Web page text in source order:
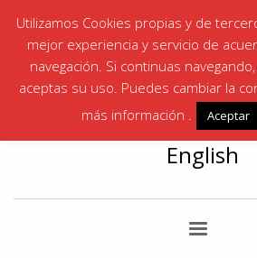
¡LLÁMANOS! | SANTA ANA868 06 35 87|
CARTAGENA868 066146
Utilizamos Cookies propias y de
mejor experiencia y servicio de
navegación. Si continuas
aceptas su uso. Puedes cambiar la
más información .
Aceptar